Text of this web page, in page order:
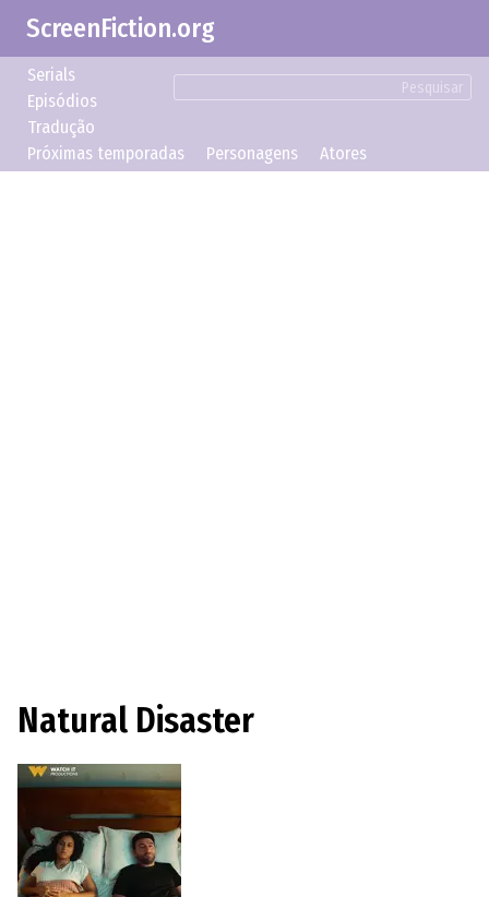
ScreenFiction.org
Pesquisar
Serials
Episódios
Tradução
Próximas temporadas
Personagens Atores
Natural Disaster